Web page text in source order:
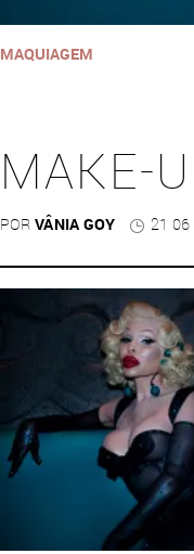
MAQUIAGEM
MAKE-
POR VÂNIA GOY 21